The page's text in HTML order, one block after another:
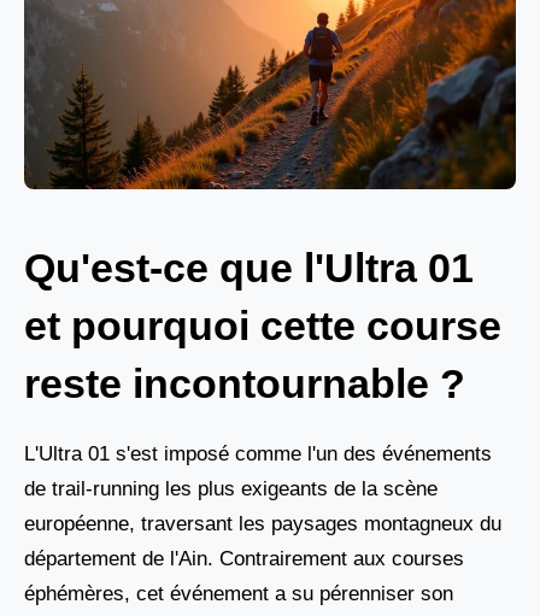
Qu'est-ce que l'Ultra 01
et pourquoi cette course
reste incontournable ?
L'Ultra 01 s'est imposé comme l'un des événements
de trail-running les plus exigeants de la scène
européenne, traversant les paysages montagneux du
département de l'Ain. Contrairement aux courses
éphémères, cet événement a su pérenniser son